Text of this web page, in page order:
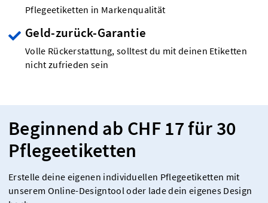
Pflegeetiketten in Markenqualität
Geld-zurück-Garantie
Volle Rückerstattung, solltest du mit deinen Etiketten
nicht zufrieden sein
Beginnend ab CHF 17 für 30
Pflegeetiketten
Erstelle deine eigenen individuellen Pflegeetiketten mit
unserem Online-Designtool oder lade dein eigenes Design